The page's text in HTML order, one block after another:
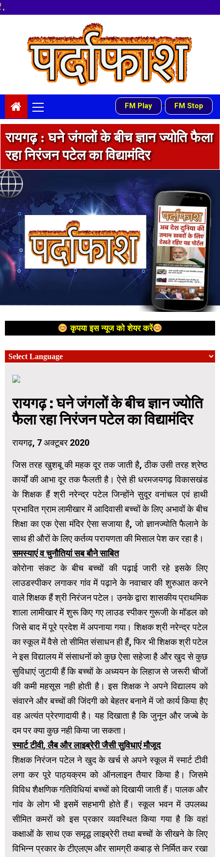
content
Menu
FM Play - FM Stop
रायगढ़ : घने जंगलों के बीच ज्ञान ज्योति फैला
रहा निरंजन पटेल का विद्यामंदिर
कृपया इस न्यूज को शेयर करें
रायगढ़ : घने जंगलों के बीच ज्ञान ज्योति
फैला रहा निरंजन पटेल का विद्यामंदिर
रायगढ़, 7 अक्टूबर 2020
जिस तरह खुशबू की महक दूर तक जाती है, ठीक उसी तरह श्रेष्ठ
कार्यों की आभा दूर तक फैलती है। ऐसे ही धरमजयगढ़ विकासखंड
के शिक्षक हैं श्री नरेन्द्र पटेल जिन्होंने सुदूर वनांचल एवं हाथी
प्रभावित ग्राम लामीखार में आदिवासी बच्चों के लिए अभावों के बीच
शिक्षा का एक ऐसा मंदिर ऐसा सजाया है, जो ज्ञानज्योति फैलाने के
साथ ही औरों के लिए कर्तव्य परायणता की मिसाल पेश कर रहा है।
समस्याएं व चुनौतियां सब बौने साबित
कोरोना संकट के बीच बच्चों की पढ़ाई जारी रहे इसके लिए
लाउडस्पीकर लगाकर गांव में पढ़ाने के नवाचार की शुरुआत करने
वाले शिक्षक हैं श्री निरंजन पटेल। उनके द्वारा शासकीय प्राथमिक
शाला लामीखार में शुरू किए गए लाउड स्पीकर गुरूजी के मॉडल को
जिसे बाद में पूरे प्रदेश में अपनाया गया। शिक्षक श्री नरेन्द्र पटेल
का स्कूल में वैसे तो सीमित संसाधन ही हैं, फिर भी शिक्षक श्री पटेल
ने इस विद्यालय में संसाधनों को कुछ ऐसा सहेजा है और खुद से कुछ
सुविधाएं जुटायी हैं कि बच्चों के अध्ययन के लिहाज से जरूरी चीजों
की कमी महसूस नही होती है। इस शिक्षक ने अपने विद्यालय को
संवारने और बच्चों की जिंदगी को बेहतर बनाने में जो कार्य किया हैए
वह अत्यंत प्रेरणादायी है। यह दिखाता है कि जुनून और जज्बे के
दम पर क्या कुछ नही किया जा सकता।
स्मार्ट टीवी,लैब और लाइब्रेरी जैसी सुविधाएं मौजूद
शिक्षक निरंजन पटेल ने खुद के खर्च से अपने स्कूल में स्मार्ट टीवी
लगा कर पूरे पाठ्यक्रम को ऑनलाइन तैयार किया है। जिसमे
विविध शैक्षणिक गतिविधियां बच्चों को दिखायी जाती हैं। पालक और
गांव के लोग भी इसमें सहभागी होते हैं। स्कूल भवन में उपलब्ध
सीमित कमरों को इस प्रकार व्यवस्थित किया गया है कि वहां
कक्षाओं के साथ एक समृद्ध लाइब्रेरी तथा बच्चों के सीखने के लिए
विभिन्न प्रकार के टीएलएम और सामग्री कबाड़ से निर्मित कर रखा